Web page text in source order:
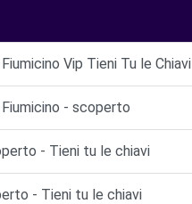
Vip Tieni Tu le
- scoperto
- Tieni tu le chiavi
- Tieni tu le chiavi